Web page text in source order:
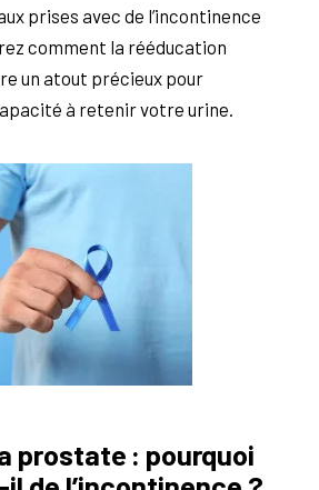
prises avec de l’incontinence
comment la rééducation
un atout précieux pour
à retenir votre urine.
prostate : pourquoi